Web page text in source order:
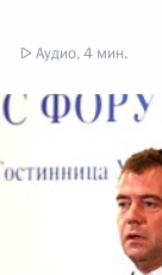
Аудио, 4 мин.